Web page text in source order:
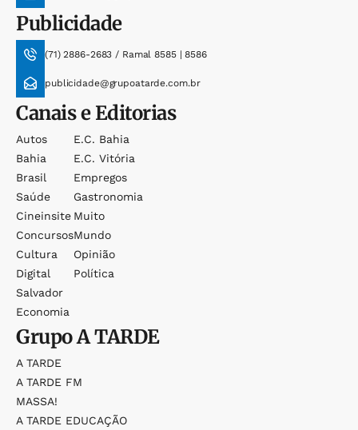
Publicidade
(71) 2886-2683 / Ramal 8585 | 8586
publicidade@grupoatarde.com.br
Canais e Editorias
Autos
Bahia
Brasil
Saúde
Cineinsite
Concursos
Cultura
Digital
Salvador
Economia
E.c. Bahia
E.c. Vitória
Empregos
Gastronomia
Muito
Mundo
Opinião
Política
GrupoA TARDE
A TARDE
A TARDE FM
MASSA!
A TARDE EDUCAÇÃO